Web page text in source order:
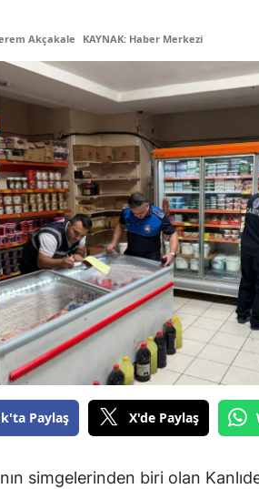
Akçakale KAYNAK: Haber Merkezi
Paylaş X'de Paylaş
simgelerinden biri olan